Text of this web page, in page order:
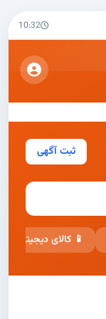
10:32
ثبت آگهی
📱 کالای دیجیتال